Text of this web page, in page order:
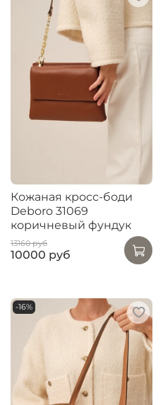
Кожаная кросс-боди
Deboro 31069
коричневый фундук
13160 руб
10000 руб
-16%